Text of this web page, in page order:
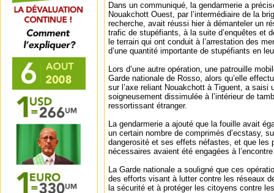
Dans un communiqué, la gendarmerie a
Nouakchott Ouest, par l’intermédiaire de la
recherche, avait réussi hier à démanteler un
trafic de stupéfiants, à la suite d’enquêtes et
le terrain qui ont conduit à l’arrestation des
d’une quantité importante de stupéfiants en
Lors d’une autre opération, une patrouille
Garde nationale de Rosso, alors qu’elle
sur l’axe reliant Nouakchott à Tiguent, a saisi
soigneusement dissimulée à l’intérieur de
ressortissant étranger.
La gendarmerie a ajouté que la fouille avait
un certain nombre de comprimés d’ecstasy,
dangerosité et ses effets néfastes, et que les
nécessaires avaient été engagées à
La Garde nationale a souligné que ces
des efforts visant à lutter contre les réseaux
la sécurité et à protéger les citoyens contre